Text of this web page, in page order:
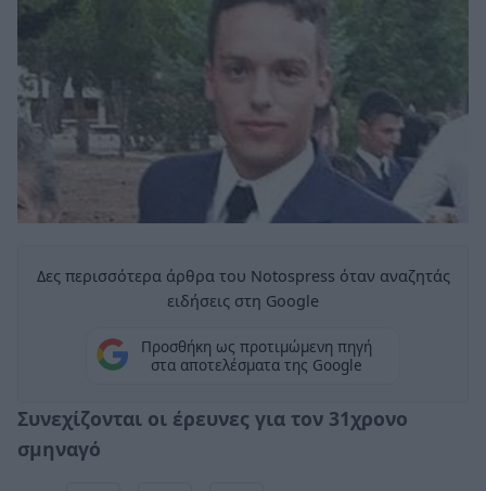
Δες περισσότερα άρθρα του Notospress όταν αναζητάς
ειδήσεις στη Google
Προσθήκη ως προτιμώμενη πηγή
στα αποτελέσματα της Google
Συνεχίζονται οι έρευνες για τον 31χρονο
σμηναγό